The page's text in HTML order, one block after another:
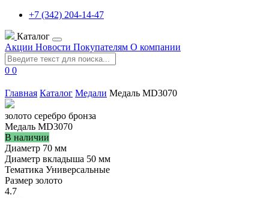
+7 (342) 204-14-47
Каталог
Акции Новости Покупателям О компании
0 0
Главная Каталог Медали Медаль MD3070
золото серебро бронза
Медаль MD3070
В наличии
Диаметр 70 мм
Диаметр вкладыша 50 мм
Тематика Универсальные
Размер золото
4.7